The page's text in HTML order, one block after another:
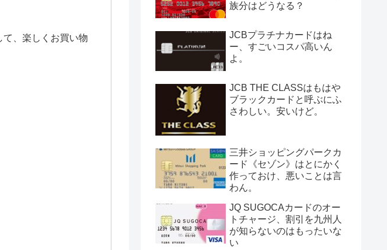
、楽しくお買い物
族分はどうなる？
JCBプラチナカードはね
ー、すごいコスパ高いん
よ。
JCB THE CLASSはもはや
ブラックカードと呼ぶにふ
さわしい。安いけど。
三井ショッピングパークカ
ード《セゾン》はとにかく
作っておけ、悪いことは言
わん。
JQ SUGOCAカードのオー
トチャージ、割引を九州人
が知らないのはもったいな
い